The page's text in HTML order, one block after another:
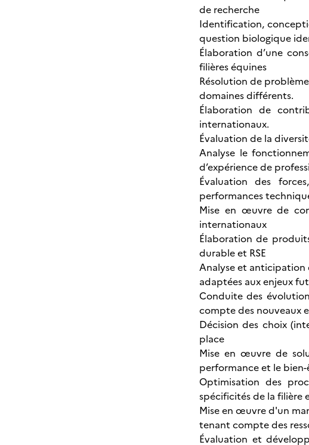
de recherche
Identification,
question biologique
Élaboration d’une
filières équines
Résolution de
domaines différents.
Élaboration de
internationaux.
Évaluation de la
Analyse le
d’expérience de
Évaluation des
performances
Mise en œuvre de
internationaux
Élaboration de
durable et RSE
Analyse et anticipation
adaptées aux enjeux
Conduite des
compte des nouveaux
Décision des choix
place
Mise en œuvre de
performance et le
Optimisation des
spécificités de la filière
Mise en œuvre d'un
tenant compte des
Évaluation et